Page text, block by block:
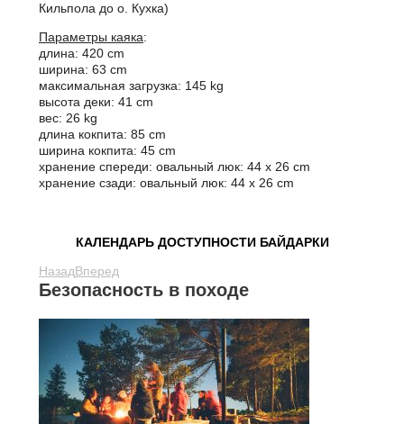
Кильпола до о. Кухка)
Параметры каяка:
длина: 420 cm
ширина: 63 cm
максимальная загрузка: 145 kg
высота деки: 41 cm
вес: 26 kg
длина кокпита: 85 cm
ширина кокпита: 45 cm
хранение спереди: овальный люк: 44 х 26 cm
хранение сзади: овальный люк: 44 х 26 cm
КАЛЕНДАРЬ ДОСТУПНОСТИ БАЙДАРКИ
НазадВперед
Безопасность в походе